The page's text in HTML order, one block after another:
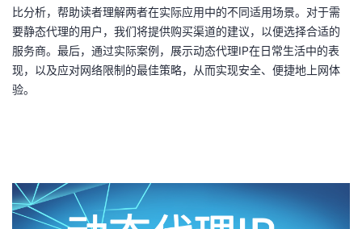
者
我
客
论
坛
的
圈
我
的
我
比分析，帮助读者理解两者在实际应用中的不同适用场景。对于需
要静态代理的用户，我们将提供购买渠道的建议，以便选择合适的
服务商。最后，通过实际案例，展示动态代理IP在日常生活中的表
现，以及应对网络限制的最佳策略，从而实现安全、便捷地上网体
验。